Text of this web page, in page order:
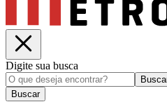
Digite sua busca
Buscar